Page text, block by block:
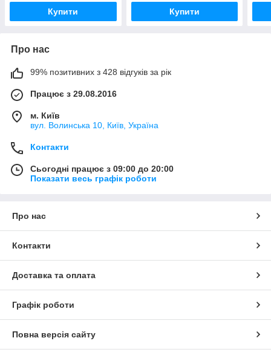
Купити Купити
Про нас
99% позитивних з 428 відгуків за рік
Працює з 29.08.2016
м. Київ
вул. Волинська 10, Київ, Україна
Контакти
Сьогодні працює з 09:00 до 20:00
Показати весь графік роботи
Про нас
Контакти
Доставка та оплата
Графік роботи
Повна версія сайту